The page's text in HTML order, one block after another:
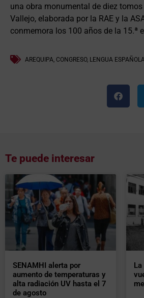
una obra monumental de diez
Vallejo, elaborada por la RAE y la
conmemora los 100 años de la 15.ª
AREQUIPA CONGRESO, LENGUA ESPAÑOLA
Te puede interesar
SENAMHI alerta por
aumento de temperaturas y
alta radiación UV hasta el 7
de agosto